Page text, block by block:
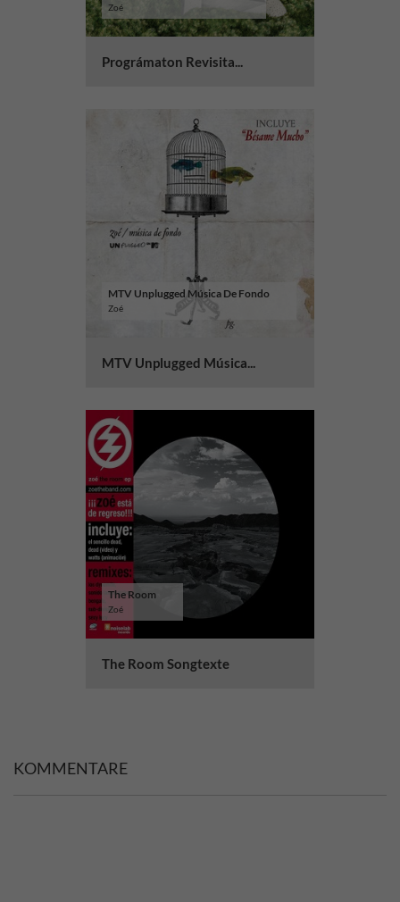
Zoé
Prográmaton Revisita...
MTV Unplugged Música De Fondo
Zoé
MTV Unplugged Música...
The Room
Zoé
The Room Songtexte
KOMMENTARE